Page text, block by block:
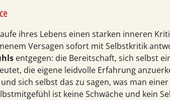
ihres Lebens einen starken inneren
Versagen sofort mit Selbst­kritik
entgegen: die Bereitschaft, sich selbst
die eigene leidvolle Erfahrung
sich selbst das zu sagen, was man
ist keine Schwäche und kein